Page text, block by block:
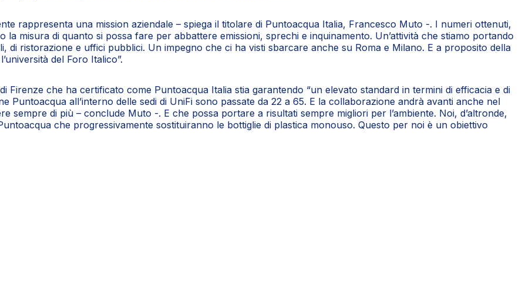
rappresenta una mission aziendale – spiega il titolare di Puntoacqua Italia, Francesco Muto -. I numeri ottenuti,
la misura di quanto si possa fare per abbattere emissioni, sprechi e inquinamento. Un’attività che stiamo portando
di ristorazione e uffici pubblici. Un impegno che ci ha visti sbarcare anche su Roma e Milano. E a proposito della
del Foro Italico”.
Firenze che ha certificato come Puntoacqua Italia stia garantendo “un elevato standard in termini di efficacia e di
Puntoacqua all’interno delle sedi di UniFi sono passate da 22 a 65. E la collaborazione andrà avanti anche nel
sempre di più – conclude Muto -. E che possa portare a risultati sempre migliori per l’ambiente. Noi, d’altronde,
che progressivamente sostituiranno le bottiglie di plastica monouso. Questo per noi è un obiettivo